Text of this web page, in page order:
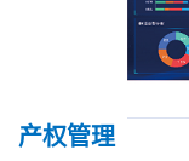
产权管理